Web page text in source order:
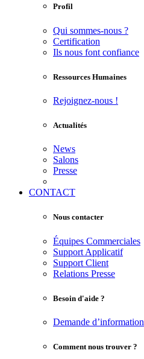
Profil
Qui sommes-nous ?
Certification
Ils nous font confiance
Ressources Humaines
Rejoignez-nous !
Actualités
News
Salons
Presse
CONTACT
Nous contacter
Équipes Commerciales
Support Applicatif
Support Client
Relations Presse
Besoin d'aide ?
Demande d’information
Comment nous trouver ?